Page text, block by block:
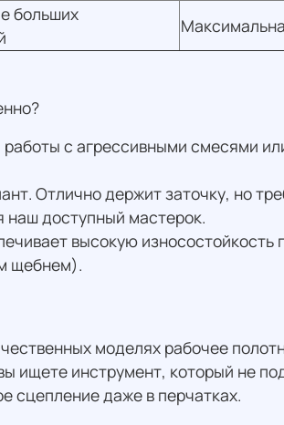
больших
с агрессивными смесями
Отлично держит заточку, но
наш доступный мастерок.
высокую износостойкость
щебнем).
моделях рабочее
ищете инструмент, который не
сцепление даже в перчатках.